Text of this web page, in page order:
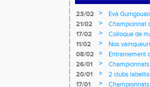
23/02 >
Eva
jeunes
21/02 >
Championnat
17/02
>
Colloque de
11/02
>
Nos
08/02
>
Entrainement
26/01
>
20/01
>
2 clubs
17/01
>